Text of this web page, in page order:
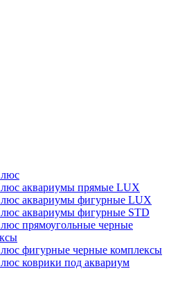
аквариумы прямые LUX
аквариумы фигурные LUX
аквариумы фигурные STD
прямоугольные черные
фигурные черные комплексы
коврики под аквариум